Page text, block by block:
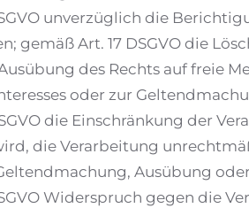
unverzüglich die
gemäß Art. 17 DSGVO die
des Rechts auf freie
oder zur
die Einschränkung der
die Verarbeitung
Ausübung
Widerspruch gegen die